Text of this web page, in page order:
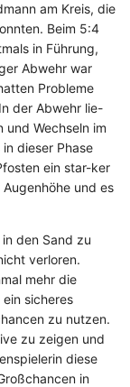
am Kreis, die
Beim 5:4
in Führung,
Abwehr war
Probleme
der Abwehr lie-
und Wechseln im
dieser Phase
ein star-ker
und es
den Sand zu
verloren.
mehr die
sicheres
zu nutzen.
zu zeigen und
diese
in